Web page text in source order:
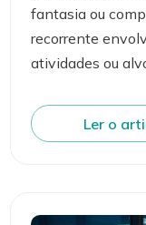
fantasia ou
recorrente
atividades ou
Ler o